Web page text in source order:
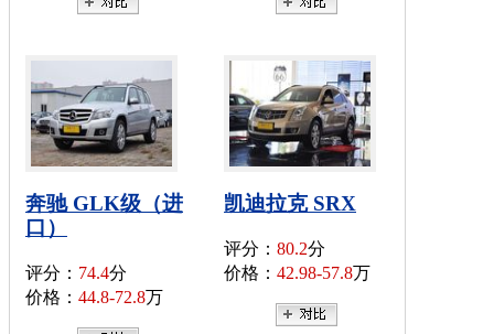
奔驰 GLK级（进
口）
评分： 74.4分
价格： 44.8-72.8万
凯迪拉克 SRX
评分： 80.2分
价格： 42.98-57.8万